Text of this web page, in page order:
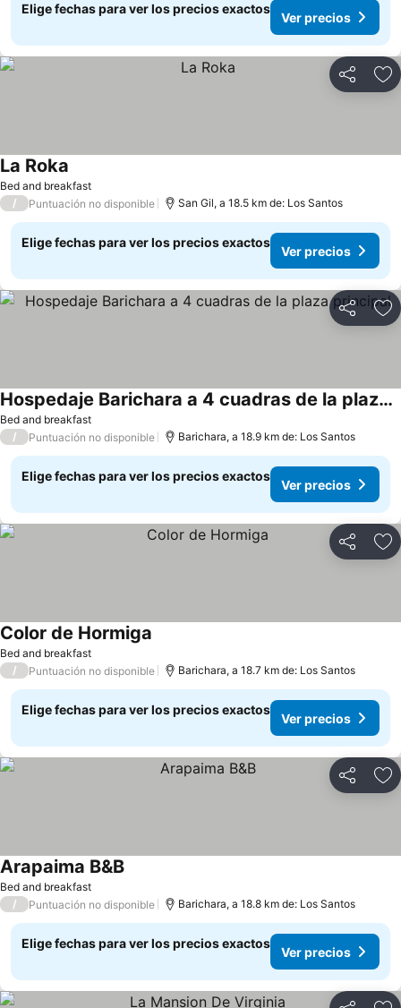
Elige fechas para ver los precios exactos
Ver precios
Compartir
Bed and breakfast
La Roka
/ Puntuación no disponible San Gil, a 18.5 km de: Los Santos
Elige fechas para ver los precios exactos
Ver precios
Compartir
Bed and breakfast
Hospedaje Barichara a 4 cuadras de la plaza principal
/ Puntuación no disponible Barichara, a 18.9 km de: Los Santos
Elige fechas para ver los precios exactos
Ver precios
Compartir
Bed and breakfast
Color de Hormiga
/ Puntuación no disponible Barichara, a 18.7 km de: Los Santos
Elige fechas para ver los precios exactos
Ver precios
Compartir
Bed and breakfast
Arapaima B&B
/ Puntuación no disponible Barichara, a 18.8 km de: Los Santos
Elige fechas para ver los precios exactos
Ver precios